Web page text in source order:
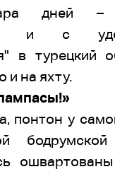
дней –
и с
в турецкий
и на яхту.
понтон у